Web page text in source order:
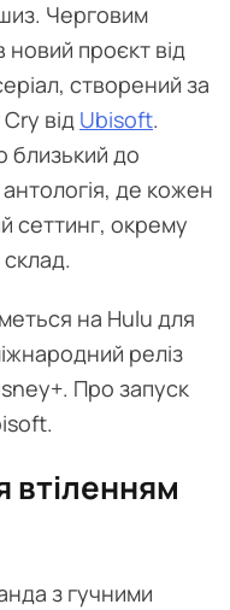
Черговим
проєкт від
створений за
від Ubisoft.
близький до
де кожен
сеттинг, окрему
на Hulu для
реліз
Про запуск
втіленням
з гучними